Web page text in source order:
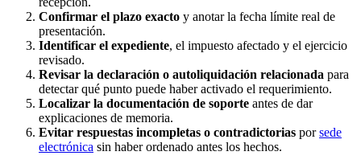
Confirmar el plazo exacto y anotar la fecha límite real de
presentación.
Identificar el expediente, el impuesto afectado y el ejercicio
revisado.
Revisar la declaración o autoliquidación relacionada para
detectar qué punto puede haber activado el requerimiento.
Localizar la documentación de soporte antes de dar
explicaciones de memoria.
Evitar respuestas incompletas o contradictorias porsede
electrónica sin haber ordenado antes los hechos.